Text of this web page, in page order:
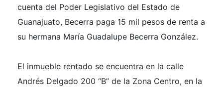
cuenta del Poder Legislativo del Estado de
Guanajuato, Becerra paga 15 mil pesos de renta a
su hermana María Guadalupe Becerra González.
El inmueble rentado se encuentra en la calle
Andrés Delgado 200 “B” de la Zona Centro, en la